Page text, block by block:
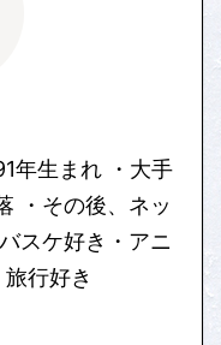
年生まれ ・大手
・その後、ネッ
スケ好き・アニ
行好き